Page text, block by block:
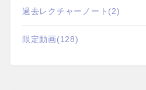
過去レクチャーノート (2)
限定動画(128)